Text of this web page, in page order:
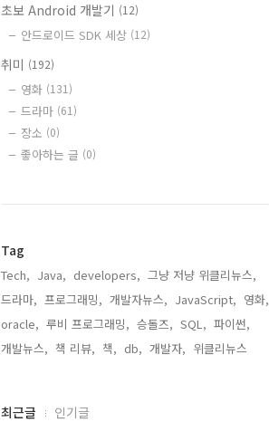
초보 Android 개발기 (12)
안드로이드 SDK 세상 (12)
취미 (192)
영화 (131)
드라마 (61)
장소 (0)
좋아하는 글 (0)
Tag
Tech, Java, developers, 그냥 저냥 위클리뉴스,
드라마, 프로그래밍, 개발자뉴스, JavaScript, 영화,
oracle, 루비 프로그래밍, 승돌즈, SQL, 파이썬,
개발뉴스, 책 리뷰, 책, db, 개발자, 위클리뉴스,
최
최근글 인기글